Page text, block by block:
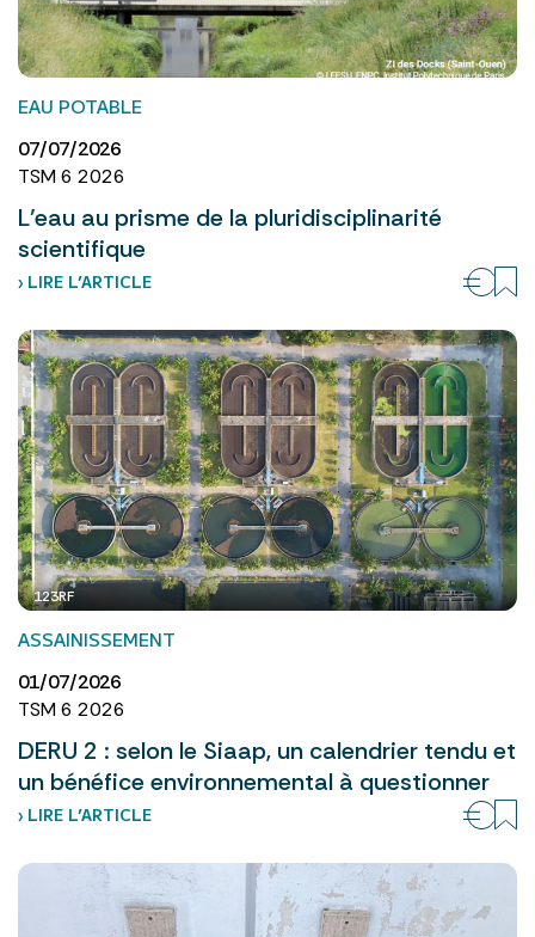
EAU POTABLE
07/07/2026
TSM 6 2026
L’eau au prisme de la pluridisciplinarité
scientifique
› LIRE L’ARTICLE
123RF
ASSAINISSEMENT
01/07/2026
TSM 6 2026
DERU 2 : selon le Siaap, un calendrier tendu et
un bénéfice environnemental à questionner
› LIRE L’ARTICLE